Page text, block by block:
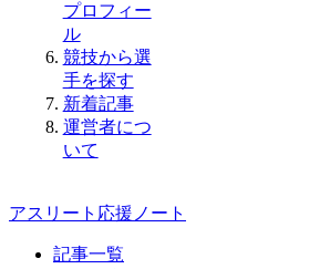
プロフィー
ル
競技から選
手を探す
新着記事
運営者につ
いて
アスリート応援ノート
記事一覧